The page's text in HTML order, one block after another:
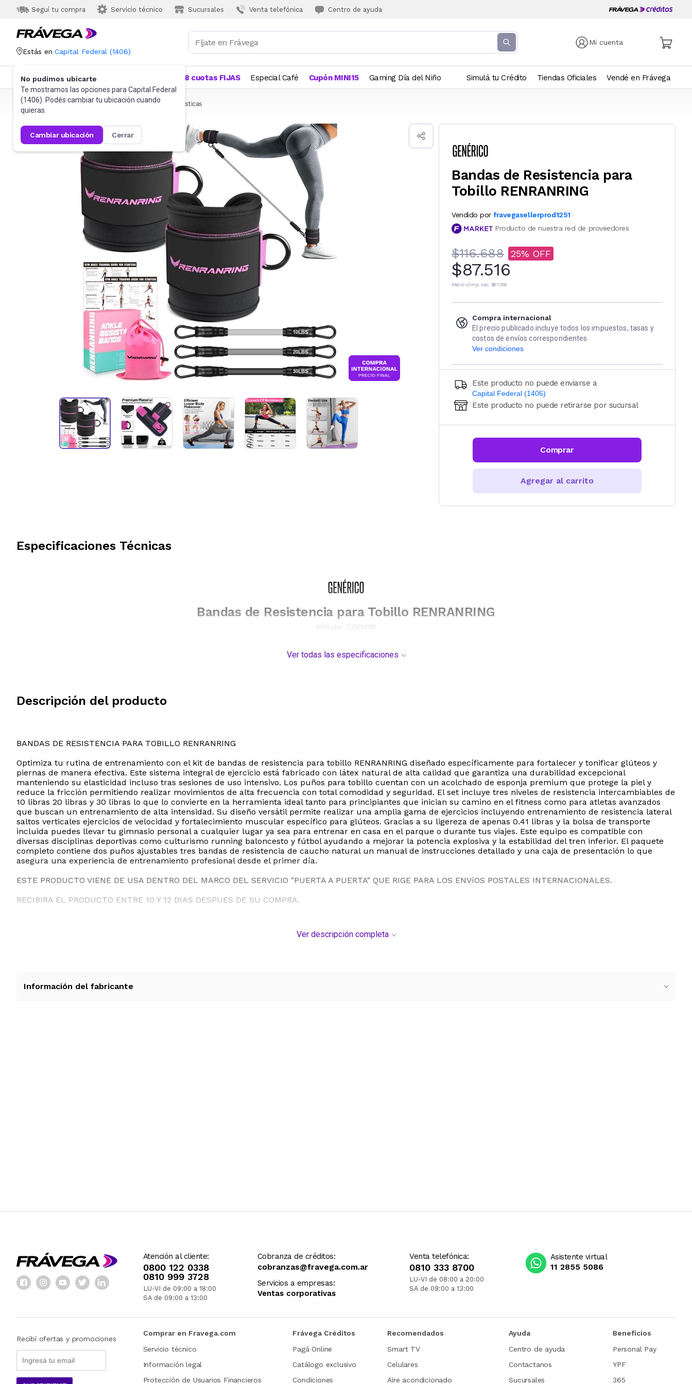
Seguí tu compra Servicio técnico Sucursales Venta telefónica Centro de ayuda
Mi cuenta
Estás en Capital Federal (1406)
No pudimos ubicarte
Te mostramos las opciones para Capital Federal
(1406). Podés cambiar tu ubicación cuando
quieras.
cambiar ubicación cerrar
Categorías Más Vendidos 18 cuotas FIJAS Especial Café Cupón MINI15 Gaming Día del Niño Simulá tu Crédito Tiendas Oficiales Vendé en Frávega
Frávega Deportes y fitness Fitness Bandas elásticas
Bandas de Resistencia para
Tobillo RENRANRING
Vendido por fravegasellerprod1251
Producto de nuestra red de proveedores
$116.688 25
$87.516
Precio s/imp. nac. $87.516
Compra internacional
El precio publicado incluye todos los impuestos, tasas y
costos de envíos correspondientes
Ver condiciones
Este producto no puede enviarse a
Capital Federal (1406)
Ingresá código postal (sólo números)
CALCULAR
Este producto no puede retirarse por sucursal
Comprar
Agregar al carrito
Especificaciones Técnicas
Bandas de Resistencia para Tobillo RENRANRING
Artículo: 22911498
Ver todas las especificaciones
Descripción del producto
BANDAS DE RESISTENCIA PARA TOBILLO RENRANRING
Optimiza tu rutina de entrenamiento con el kit de bandas de resistencia para tobillo RENRANRING diseñado específicamente para fortalecer y tonificar glúteos y
piernas de manera efectiva. Este sistema integral de ejercicio está fabricado con látex natural de alta calidad que garantiza una durabilidad excepcional
manteniendo su elasticidad incluso tras sesiones de uso intensivo. Los puños para tobillo cuentan con un acolchado de esponja premium que protege la piel y
reduce la fricción permitiendo realizar movimientos de alta frecuencia con total comodidad y seguridad. El set incluye tres niveles de resistencia intercambiables de
10 libras 20 libras y 30 libras lo que lo convierte en la herramienta ideal tanto para principiantes que inician su camino en el fitness como para atletas avanzados
que buscan un entrenamiento de alta intensidad. Su diseño versátil permite realizar una amplia gama de ejercicios incluyendo entrenamiento de resistencia lateral
saltos verticales ejercicios de velocidad y fortalecimiento muscular específico para glúteos. Gracias a su ligereza de apenas 0.41 libras y la bolsa de transporte
incluida puedes llevar tu gimnasio personal a cualquier lugar ya sea para entrenar en casa en el parque o durante tus viajes. Este equipo es compatible con
diversas disciplinas deportivas como culturismo running baloncesto y fútbol ayudando a mejorar la potencia explosiva y la estabilidad del tren inferior. El paquete
completo contiene dos puños ajustables tres bandas de resistencia de caucho natural un manual de instrucciones detallado y una caja de presentación lo que
asegura una experiencia de entrenamiento profesional desde el primer día.
ESTE PRODUCTO VIENE DE USA DENTRO DEL MARCO DEL SERVICIO "PUERTA A PUERTA" QUE RIGE PARA LOS ENVíOS POSTALES INTERNACIONALES.
RECIBIRA EL PRODUCTO ENTRE 10 Y 12 DIAS DESPUES DE SU COMPRA.
Ver descripción completa
Información del fabricante
Atención al cliente:
0800 122 0338
0810 999 3728
LU-VI de 09:00 a 18:00
SA de 09:00 a 13:00
Cobranza de créditos:
cobranzas@fravega.com.ar
Servicios a empresas:
Ventas corporativas
Venta telefónica:
0810 333 8700
LU-VI de 08:00 a 20:00
SA de 09:00 a 13:00
Asistente virtual
11 2855 5086
Recibí ofertas y promociones
Comprar en Fravega.com
Servicio técnico
Información legal
Protección de Usuarios Financieros
Frávega Créditos
Pagá Online
Catálogo exclusivo
Condiciones
Recomendados
Smart TV
Celulares
Aire acondicionado
Ayuda
Centro de ayuda
Contactanos
Sucursales
Beneficios
Personal Pay
YPF
365